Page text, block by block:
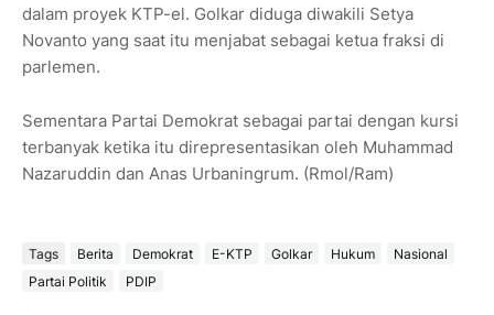
dalam proyek KTP-el. Golkar diduga diwakili Setya
Novanto yang saat itu menjabat sebagai ketua fraksi di
parlemen.
Sementara Partai Demokrat sebagai partai dengan kursi
terbanyak ketika itu direpresentasikan oleh Muhammad
Nazaruddin dan Anas Urbaningrum. (Rmol/Ram)
Tags Berita Demokrat E-KTP Golkar Hukum
Nasional
Partai Politik
PDIP